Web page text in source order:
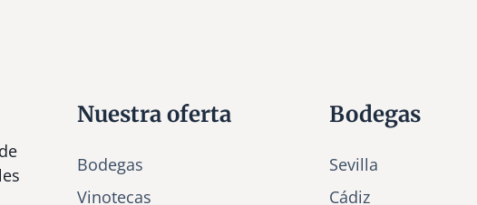
Nuestra oferta
Bodegas
Vinotecas
Bodegas
Sevilla
Cádiz